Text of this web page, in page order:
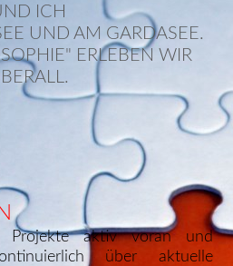
ICH
UND AM GARDASEE.
ERLEBEN WIR
Projekte aktiv voran und
über aktuelle